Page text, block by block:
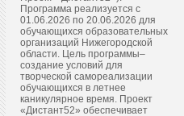
Программа реализуется с
01.06.2026 по 20.06.2026 для
обучающихся образовательных
организаций Нижегородской
области. Цель программы–
создание условий для
творческой самореализации
обучающихся в летнее
каникулярное время. Проект
«Дистант52» обеспечивает